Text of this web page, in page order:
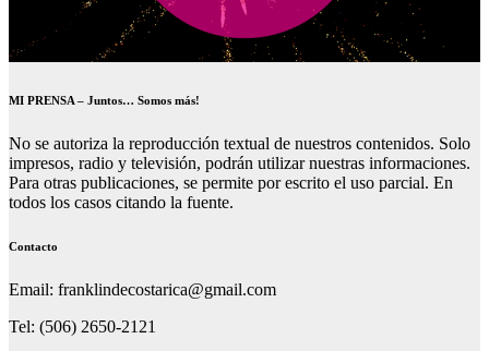
MI PRENSA – Juntos… Somos más!
No se autoriza la reproducción textual de nuestros contenidos. Solo
impresos, radio y televisión, podrán utilizar nuestras informaciones.
Para otras publicaciones, se permite por escrito el uso parcial. En
todos los casos citando la fuente.
Contacto
Email: franklindecostarica@gmail.com
Tel: (506) 2650-2121